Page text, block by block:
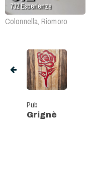
732Esperienze
Colonnella, Riomoro
Pub
Grignè